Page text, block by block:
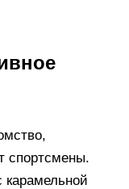
спортсмены.
карамельной